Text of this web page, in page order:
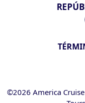
©2026 America